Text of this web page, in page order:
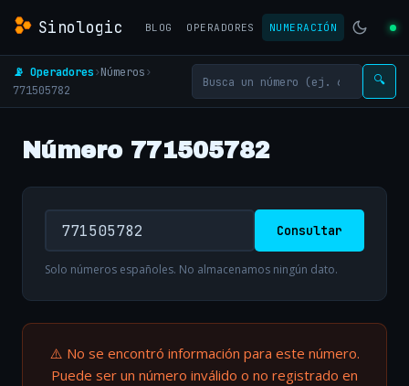
Sinologic BLOG OPERADORES NUMERACIÓN
📡 Operadores›Números›
771505782
🔍
Número 771505782
Consultar
Solo números españoles. No almacenamos ningún dato.
⚠️ No se encontró información para este número.
Puede ser un número inválido o no registrado en